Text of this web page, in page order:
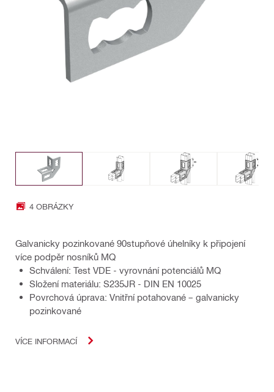
4 OBRÁZKY
Galvanicky pozinkované 90stupňové úhelníky k připojení
více podpěr nosníků MQ
Schválení: Test VDE - vyrovnání potenciálů MQ
Složení materiálu: S235JR - DIN EN 10025
Povrchová úprava: Vnitřní potahované – galvanicky
pozinkované
VÍCE INFORMACÍ